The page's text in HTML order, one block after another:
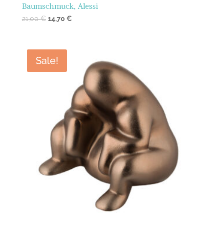
Baumschmuck, Alessi
21,00€ 14,70 €
Sale!